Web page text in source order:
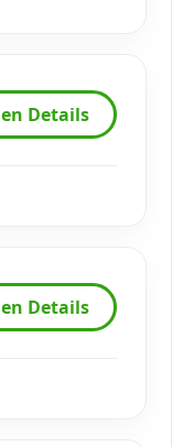
Details
Details